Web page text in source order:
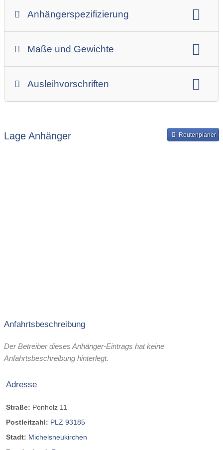
Anhängerspezifizierung
Maße und Gewichte
Ausleihvorschriften
Bereitstellung und Rückgabe des Anhängers
Lage Anhänger Routenplaner
Anfahrtsbeschreibung
Der Betreiber dieses Anhänger-Eintrags hat keine
Anfahrtsbeschreibung hinterlegt.
Adresse
Straße: Ponholz 11
Postleitzahl: PLZ 93185
Stadt: Michelsneukirchen